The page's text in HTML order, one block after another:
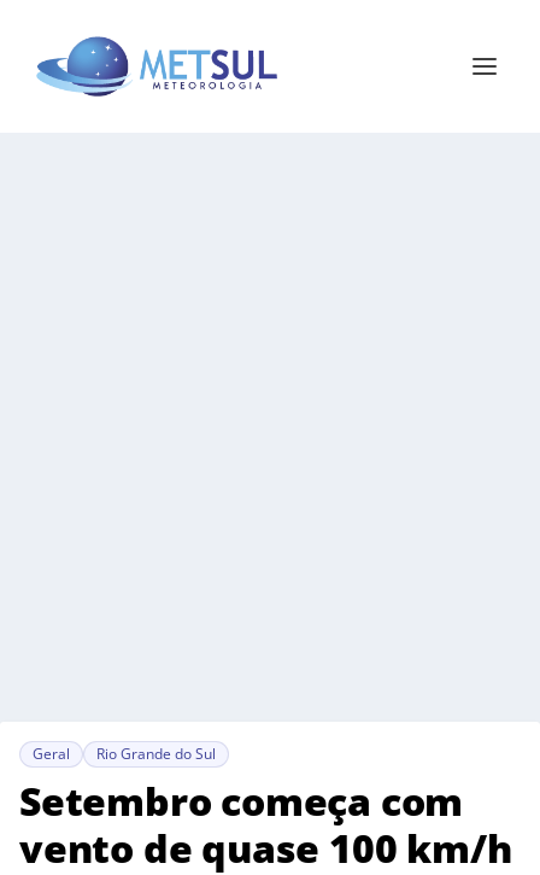
Geral Rio Grande do Sul
Setembro começa com
vento de quase 100 km/h